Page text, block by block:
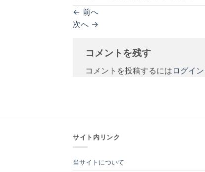
← 前へ
次へ →
コメントを残す
コメントを投稿するには ログイン
サイト内リンク
当サイトについて